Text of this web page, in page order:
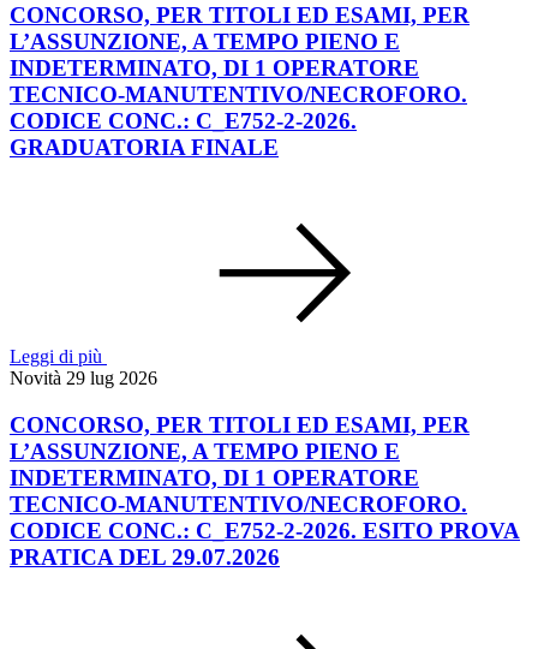
CONCORSO, PER TITOLI ED ESAMI, PER
L’ASSUNZIONE, A TEMPO PIENO E
INDETERMINATO, DI 1 OPERATORE
TECNICO-MANUTENTIVO/NECROFORO.
CODICE CONC.: C_E752-2-2026.
GRADUATORIA FINALE
Leggi di più
Novità 29 lug 2026
CONCORSO, PER TITOLI ED ESAMI, PER
L’ASSUNZIONE, A TEMPO PIENO E
INDETERMINATO, DI 1 OPERATORE
TECNICO-MANUTENTIVO/NECROFORO.
CODICE CONC.: C_E752-2-2026. ESITO PROVA
PRATICA DEL 29.07.2026